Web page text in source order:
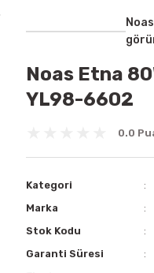
Noas Etna
YL98-6602
0.0
Kategori
Marka
Stok Kodu
Garanti Süresi